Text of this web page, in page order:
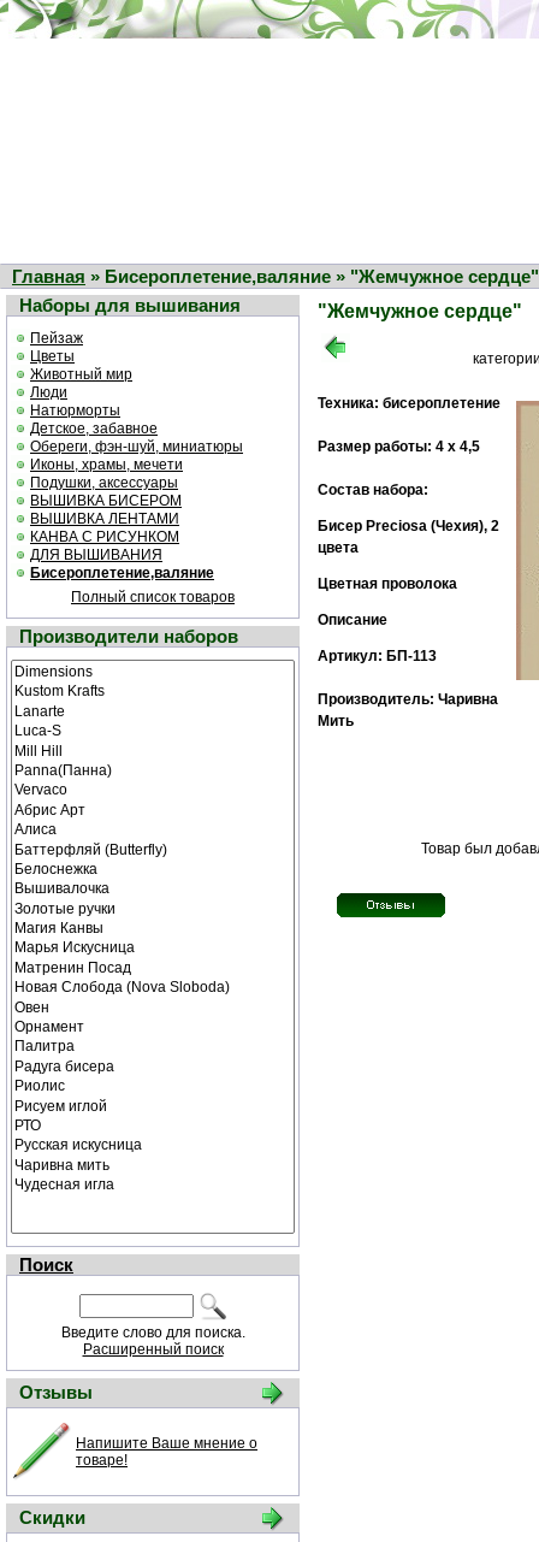
Главная » Бисероплетение,валяние » "Жемчужное сердце"
Наборы для вышивания
Пейзаж
Цветы
Животный мир
Люди
Натюрморты
Детское, забавное
Обереги, фэн-шуй, миниатюры
Иконы, храмы, мечети
Подушки, аксессуары
ВЫШИВКА БИСЕРОМ
ВЫШИВКА ЛЕНТАМИ
КАНВА С РИСУНКОМ
ДЛЯ ВЫШИВАНИЯ
Бисероплетение,валяние
Полный список товаров
Производители наборов
Поиск
Введите слово для поиска.
Расширенный поиск
Отзывы
Напишите Ваше мнение о
товаре!
Скидки
"Жемчужное сердце"
Техника: бисероплетение
Размер работы: 4 х 4,5
Состав набора:
Бисер Preciosa (Чехия), 2
цвета
Цветная проволока
Описание
Артикул: БП-113
Производитель: Чаривна
Мить
Товар был